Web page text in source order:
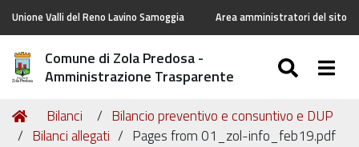
Unione Valli del Reno Lavino Samoggia Area amministratori del sito
Comune di Zola Predosa -
Amministrazione Trasparente
Tu
sei
Home
Bilanci
Bilancio preventivo e consuntivo e DUP
Bilanci allegati
Pages from 01_zol-info_feb19.pdf